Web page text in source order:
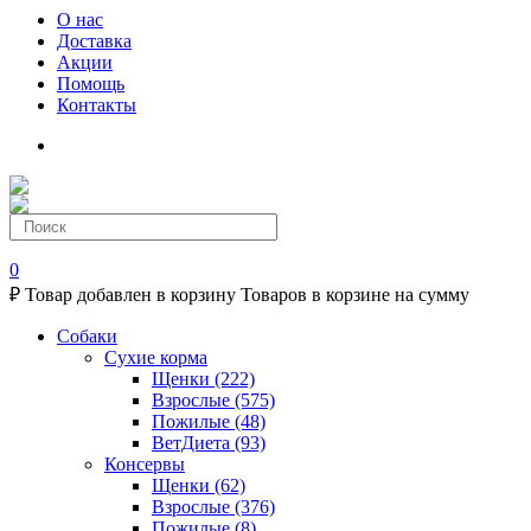
О нас
Доставка
Акции
Помощь
Контакты
0
₽ Товар добавлен в корзину Товаров в корзине на сумму
Собаки
Сухие корма
Щенки (222)
Взрослые (575)
Пожилые (48)
ВетДиета (93)
Консервы
Щенки (62)
Взрослые (376)